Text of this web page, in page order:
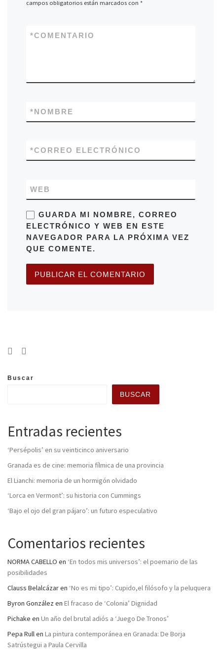
campos obligatorios están marcados con *
COMENTARIO
*
NOMBRE
*
CORREO ELECTRÓNICO
*
WEB
GUARDA MI NOMBRE, CORREO
ELECTRÓNICO Y WEB EN ESTE
NAVEGADOR PARA LA PRÓXIMA VEZ
QUE COMENTE.
Buscar
BUSCAR
Entradas recientes
‘Persépolis’ en su veinticinco aniversario
Granada es de cine: memoria fílmica de una provincia
El Lianchi: memoria de un hormigón olvidado
‘Lorca en Vermont’: su historia con Cummings
‘Bajo el ojo del gran pájaro’: un futuro especulativo
Comentarios recientes
NORMA CABELLO en ‘En todos mis universos’: el poemario de las
posibilidades
Clauss Belalcázaren ‘No es mi tipo’: Cupido,el filósofo y la peluquera
Byron González en El fracaso de ‘Colonia’ Dignidad
Pichake en Un año del brutal adiós a ‘Juego De Tronos’
Pepa Rullen La pintura contemporánea en Granada: De Borja
Satrústegui a Paula Cervilla